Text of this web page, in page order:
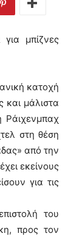
μπίζνες
κατοχή
και μάλιστα
Ράιχενμπαχ
στη θέση
από την
εκείνους
για τις
του
προς τον